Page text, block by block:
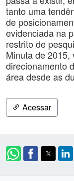
tanto uma
de
evidenciada na
restrito de
Minuta de 2015,
direcionamento
área desde as
Acessar